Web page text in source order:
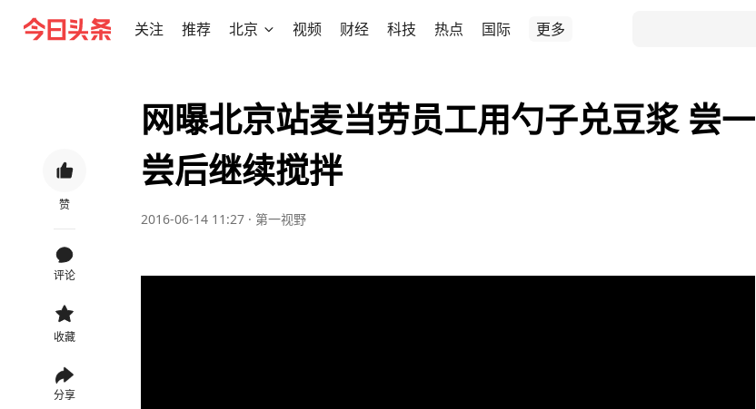
关注 推荐 北京 视频 财经 科技 热点 国际 更多
赞
评论
收藏
分享
网曝北京站麦当劳员工用勺子兑豆浆 尝一
尝后继续搅拌
2016-06-14 11:27 · 第一视野